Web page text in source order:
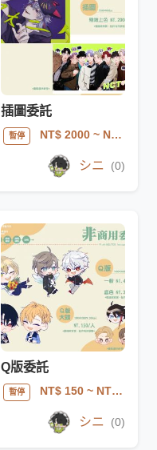
插圖委託
暫停 NT$ 2000~ NT$ 5000
シニ (0)
Q版委託
暫停 NT$ 150~ NT$ 450
シニ (0)